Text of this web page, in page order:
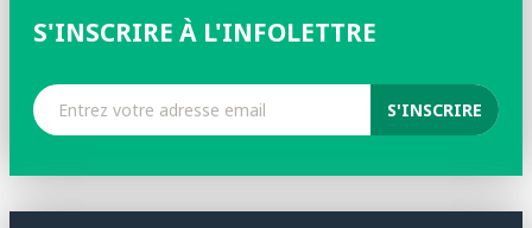
S'INSCRIRE À L'INFOLETTRE